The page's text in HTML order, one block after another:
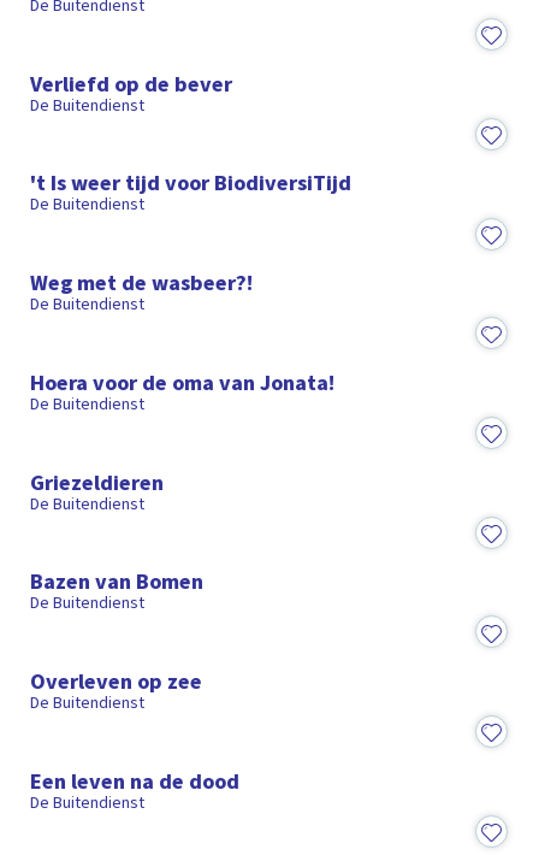
De Buitendienst
Verliefd op de bever
De Buitendienst
't Is weer tijd voor BiodiversiTijd
De Buitendienst
Weg met de wasbeer?!
De Buitendienst
Hoera voor de oma van Jonata!
De Buitendienst
Griezeldieren
De Buitendienst
Bazen van Bomen
De Buitendienst
Overleven op zee
De Buitendienst
Een leven na de dood
De Buitendienst